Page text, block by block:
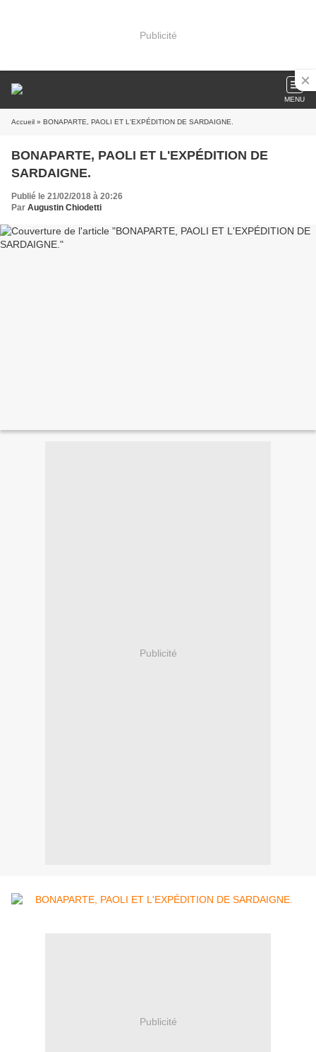
Publicité
MENU
Accueil » BONAPARTE, PAOLI ET L'EXPÉDITION DE SARDAIGNE.
BONAPARTE, PAOLI ET L'EXPÉDITION DE
SARDAIGNE.
Publié le 21/02/2018 à 20:26
Par Augustin Chiodetti
Publicité
Publicité